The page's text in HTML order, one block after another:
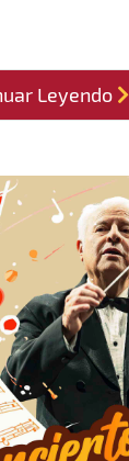
Leyendo